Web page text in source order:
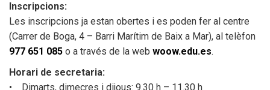
Òrgans de govern i funcions
Vídeo Acta
Inscripcions:
Les inscripcions ja estan obertes i es poden fer al centre
(Carrer de Boga, 4 – Barri Marítim de Baix a Mar), al telèfon
977 651 085 o a través de la web woow.edu.es.
Horari de secretaria:
• Dimarts, dimecres i dijous: 9.30 h – 11.30 h